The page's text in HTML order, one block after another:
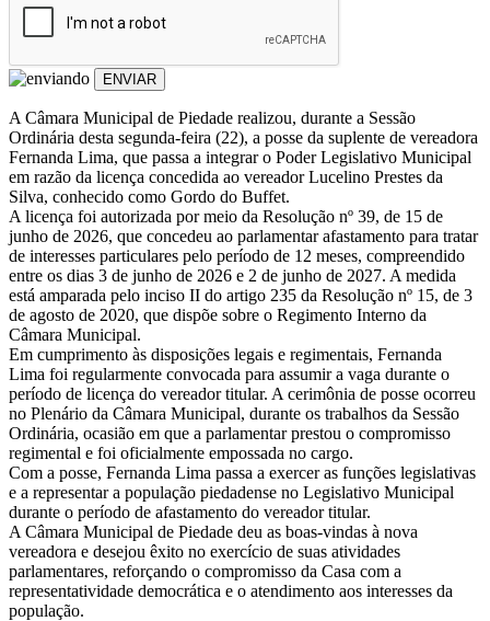
ENVIAR
A Câmara Municipal de Piedade realizou, durante a Sessão
Ordinária desta segunda-feira (22), a posse da suplente de vereadora
Fernanda Lima, que passa a integrar o Poder Legislativo Municipal
em razão da licença concedida ao vereador Lucelino Prestes da
Silva, conhecido como Gordo do Buffet.
A licença foi autorizada por meio da Resolução nº 39, de 15 de
junho de 2026, que concedeu ao parlamentar afastamento para tratar
de interesses particulares pelo período de 12 meses, compreendido
entre os dias 3 de junho de 2026 e 2 de junho de 2027. A medida
está amparada pelo inciso II do artigo 235 da Resolução nº 15, de 3
de agosto de 2020, que dispõe sobre o Regimento Interno da
Câmara Municipal.
Em cumprimento às disposições legais e regimentais, Fernanda
Lima foi regularmente convocada para assumir a vaga durante o
período de licença do vereador titular. A cerimônia de posse ocorreu
no Plenário da Câmara Municipal, durante os trabalhos da Sessão
Ordinária, ocasião em que a parlamentar prestou o compromisso
regimental e foi oficialmente empossada no cargo.
Com a posse, Fernanda Lima passa a exercer as funções legislativas
e a representar a população piedadense no Legislativo Municipal
durante o período de afastamento do vereador titular.
A Câmara Municipal de Piedade deu as boas-vindas à nova
vereadora e desejou êxito no exercício de suas atividades
parlamentares, reforçando o compromisso da Casa com a
representatividade democrática e o atendimento aos interesses da
população.